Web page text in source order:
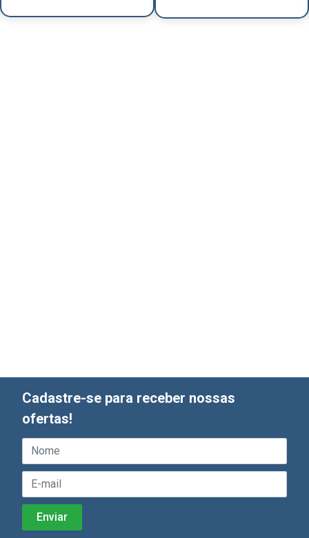
Cadastre-se para receber nossas
ofertas!